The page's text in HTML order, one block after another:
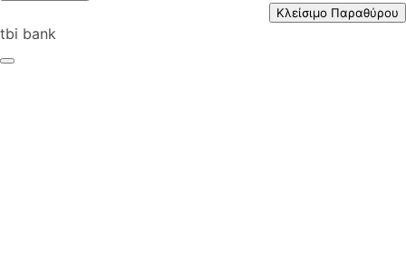
Κλείσιμο Παραθύρου
tbi bank